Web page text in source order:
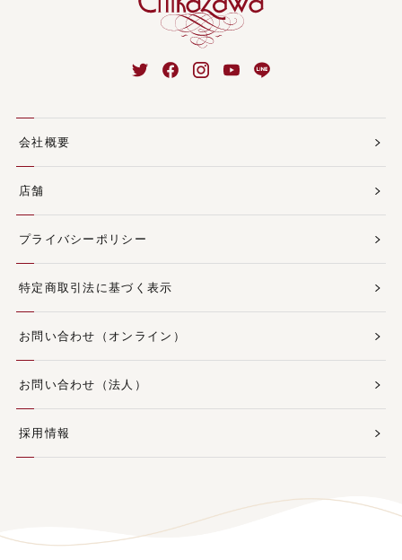
会社概要
店舗
プライバシーポリシー
特定商取引法に基づく表示
お問い合わせ（オンライン）
お問い合わせ（法人）
採用情報